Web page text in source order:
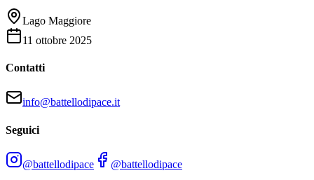
Lago Maggiore
11 ottobre 2025
Contatti
info@battellodipace.it
Seguici
@battellodipace @battellodipace